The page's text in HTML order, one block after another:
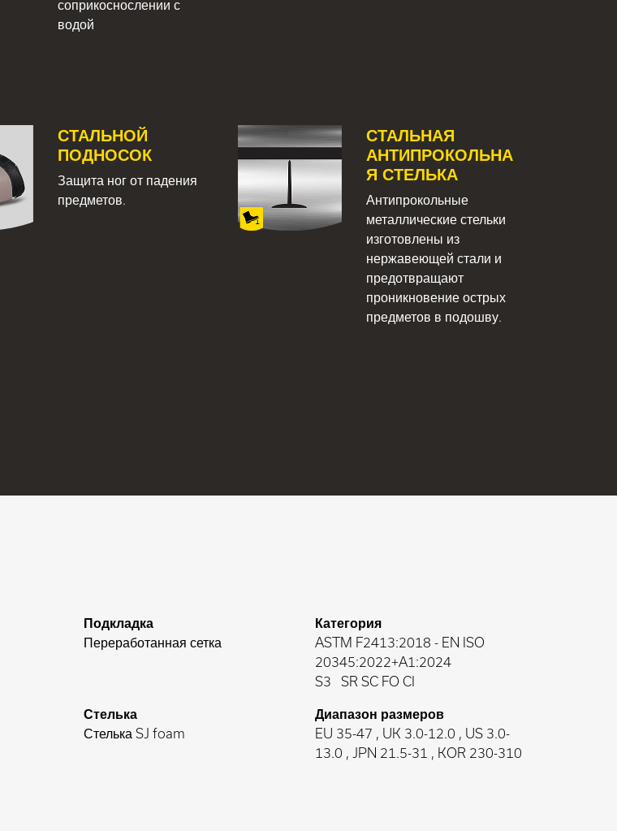
соприкоснослении с
водой
СТАЛЬНОЙ
ПОДНОСОК
Защита ног от падения
предметов.
СТАЛЬНАЯ
АНТИПРОКОЛЬНА
Я СТЕЛЬКА
Антипрокольные
металлические стельки
изготовлены из
нержавеющей стали и
предотвращают
проникновение острых
предметов в подошву.
Подкладка
Переработанная сетка
Категория
ASTM F2413:2018 - EN ISO
20345:2022+A1:2024
S3
SR SC FO CI
Стелька
Стелька SJ foam
Диапазон размеров
EU 35-47 , UK 3.0-12.0 , US 3.0-
13.0 , JPN 21.5-31 , KOR 230-310